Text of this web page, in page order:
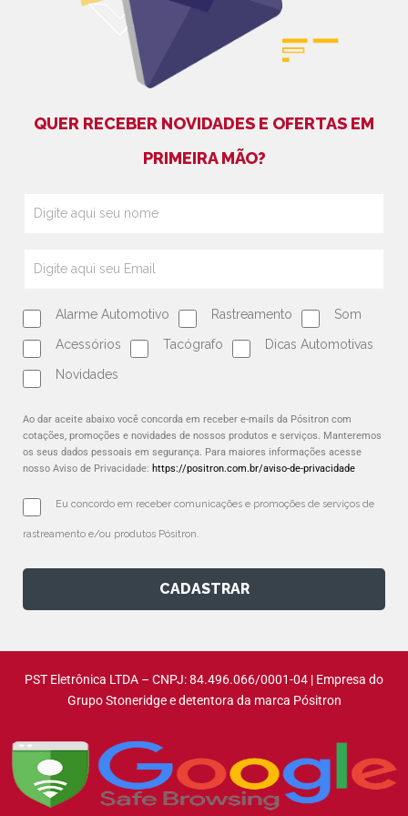
QUER RECEBER NOVIDADES E OFERTAS EM
PRIMEIRA MÃO?
Alarme Automotivo Rastreamento Som
Acessórios Tacógrafo Dicas Automotivas
Novidades
Ao dar aceite abaixo você concorda em receber e-mails da Pósitron com
cotações, promoções e novidades de nossos produtos e serviços. Manteremos
os seus dados pessoais em segurança. Para maiores informações acesse
nosso Aviso de Privacidade: https://positron.com.br/aviso-de-privacidade
Eu concordo em receber comunicações e promoções de serviços de
rastreamento e/ou produtos Pósitron.
CADASTRAR
PST Eletrônica LTDA – CNPJ: 84.496.066/0001-04 | Empresa do
Grupo Stoneridge e detentora da marca Pósitron